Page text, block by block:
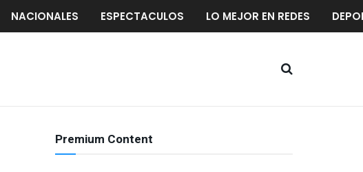
NACIONALES ESPECTACULOS LO MEJOR EN REDES
Premium Content